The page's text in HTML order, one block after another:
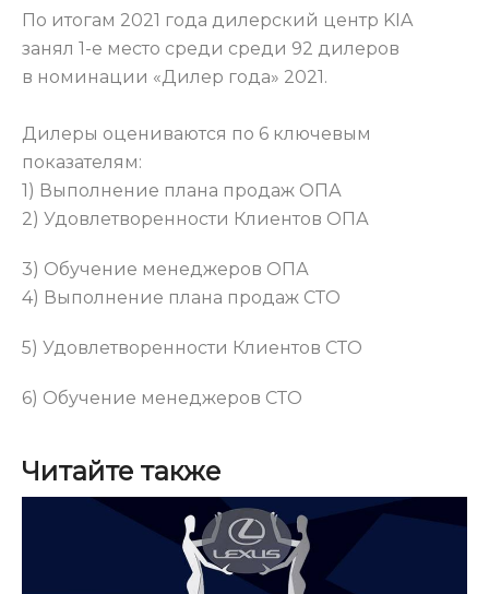
По итогам 2021 года дилерский центр KIA
занял 1-е место среди среди 92 дилеров
в номинации «Дилер года» 2021.
Дилеры оцениваются по 6 ключевым
показателям:
1) Выполнение плана продаж ОПА
2) Удовлетворенности Клиентов ОПА
3) Обучение менеджеров ОПА
4) Выполнение плана продаж СТО
5) Удовлетворенности Клиентов СТО
6) Обучение менеджеров СТО
Читайте также